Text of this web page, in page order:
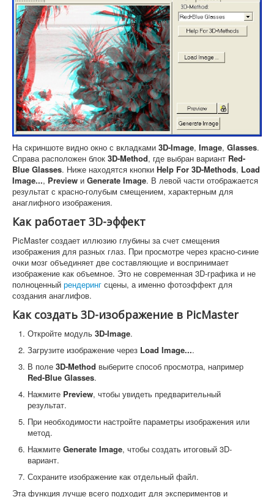
На скриншоте видно окно с вкладками 3D-Image, Image, Glasses.
Справа расположен блок 3D-Method, где выбран вариант Red-
Blue Glasses. Ниже находятся кнопки Help For 3D-Methods, Load
Image..., Preview и Generate Image. В левой части отображается
результат с красно-голубым смещением, характерным для
анаглифного изображения.
Как работает 3D-эффект
PicMaster создает иллюзию глубины за счет смещения
изображения для разных глаз. При просмотре через красно-синие
очки мозг объединяет две составляющие и воспринимает
изображение как объемное. Это не современная 3D-графика и не
полноценный рендеринг сцены, а именно фотоэффект для
создания анаглифов.
Как создать 3D-изображение в PicMaster
Откройте модуль 3D-Image.
Загрузите изображение через Load Image....
В поле 3D-Method выберите способ просмотра, например
Red-Blue Glasses.
Нажмите Preview, чтобы увидеть предварительный
результат.
При необходимости настройте параметры изображения или
метод.
Нажмите Generate Image, чтобы создать итоговый 3D-
вариант.
Сохраните изображение как отдельный файл.
Эта функция лучше всего подходит для экспериментов и